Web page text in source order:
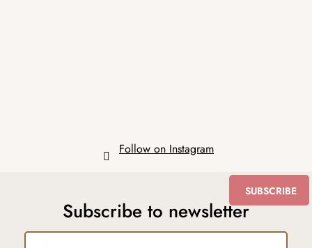
Follow on Instagram
Subscribe to newsletter
SUBSCRIBE